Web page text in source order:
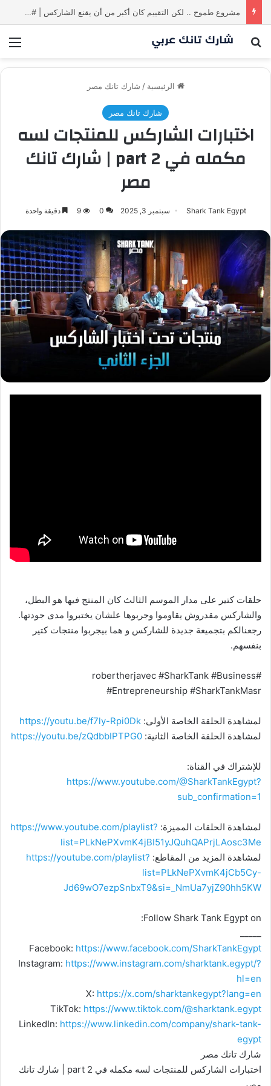
مشروع طموح .. لكن التقييم كان أكبر من أن يقنع الشاركس | #شارك تانك لعراق
بحث عن
الرئيسية / شارك تانك مصر
شارك تانك مصر
اختبارات الشاركس للمنتجات لسه
مكمله في part 2 | شارك تانك
مصر
Shark Tank Egypt سبتمبر 3, 2025 0
9 دقيقة واحدة
حلقات كتير على مدار الموسم الثالث كان المنتج فيها هو البطل،
والشاركس مقدروش يقاوموا وجربوها علشان يختبروا مدى جودتها.
رجعنالكم بتجميعة جديدة للشاركس و هما بيجربوا منتجات كتير
بنفسهم.
#robertherjavec #SharkTank #Business
#Entrepreneurship #SharkTankMasr
لمشاهدة الحلقة الخاصة الأولى: https://youtu.be/f7ly-Rpi0Dk
لمشاهدة الحلقة الخاصة الثانية: https://youtu.be/zQdbbIPTPG0
للإشتراك في القناة:
https://www.youtube.com/@SharkTankEgypt?
sub_confirmation=1
لمشاهدة الحلقات المميزة: https://www.youtube.com/playlist?
list=PLkNePXvmK4jBI51yJQuhQAPrjLAosc3Me
لمشاهدة المزيد من المقاطع: https://youtube.com/playlist?
list=PLkNePXvmK4jCb5Cy-
Jd69wO7ezpSnbxT9&si=_NmUa7yjZ90hh5KW
Follow Shark Tank Egypt on:
Facebook: https://www.facebook.com/SharkTankEgypt
Instagram: https://www.instagram.com/sharktank.egypt/?
hl=en
X: https://x.com/sharktankegypt?lang=en
TikTok: https://www.tiktok.com/@sharktank.egypt
LinkedIn: https://www.linkedin.com/company/shark-tank-
egypt
شارك تانك مصر
اختبارات الشاركس للمنتجات لسه مكمله في part 2 | شارك تانك